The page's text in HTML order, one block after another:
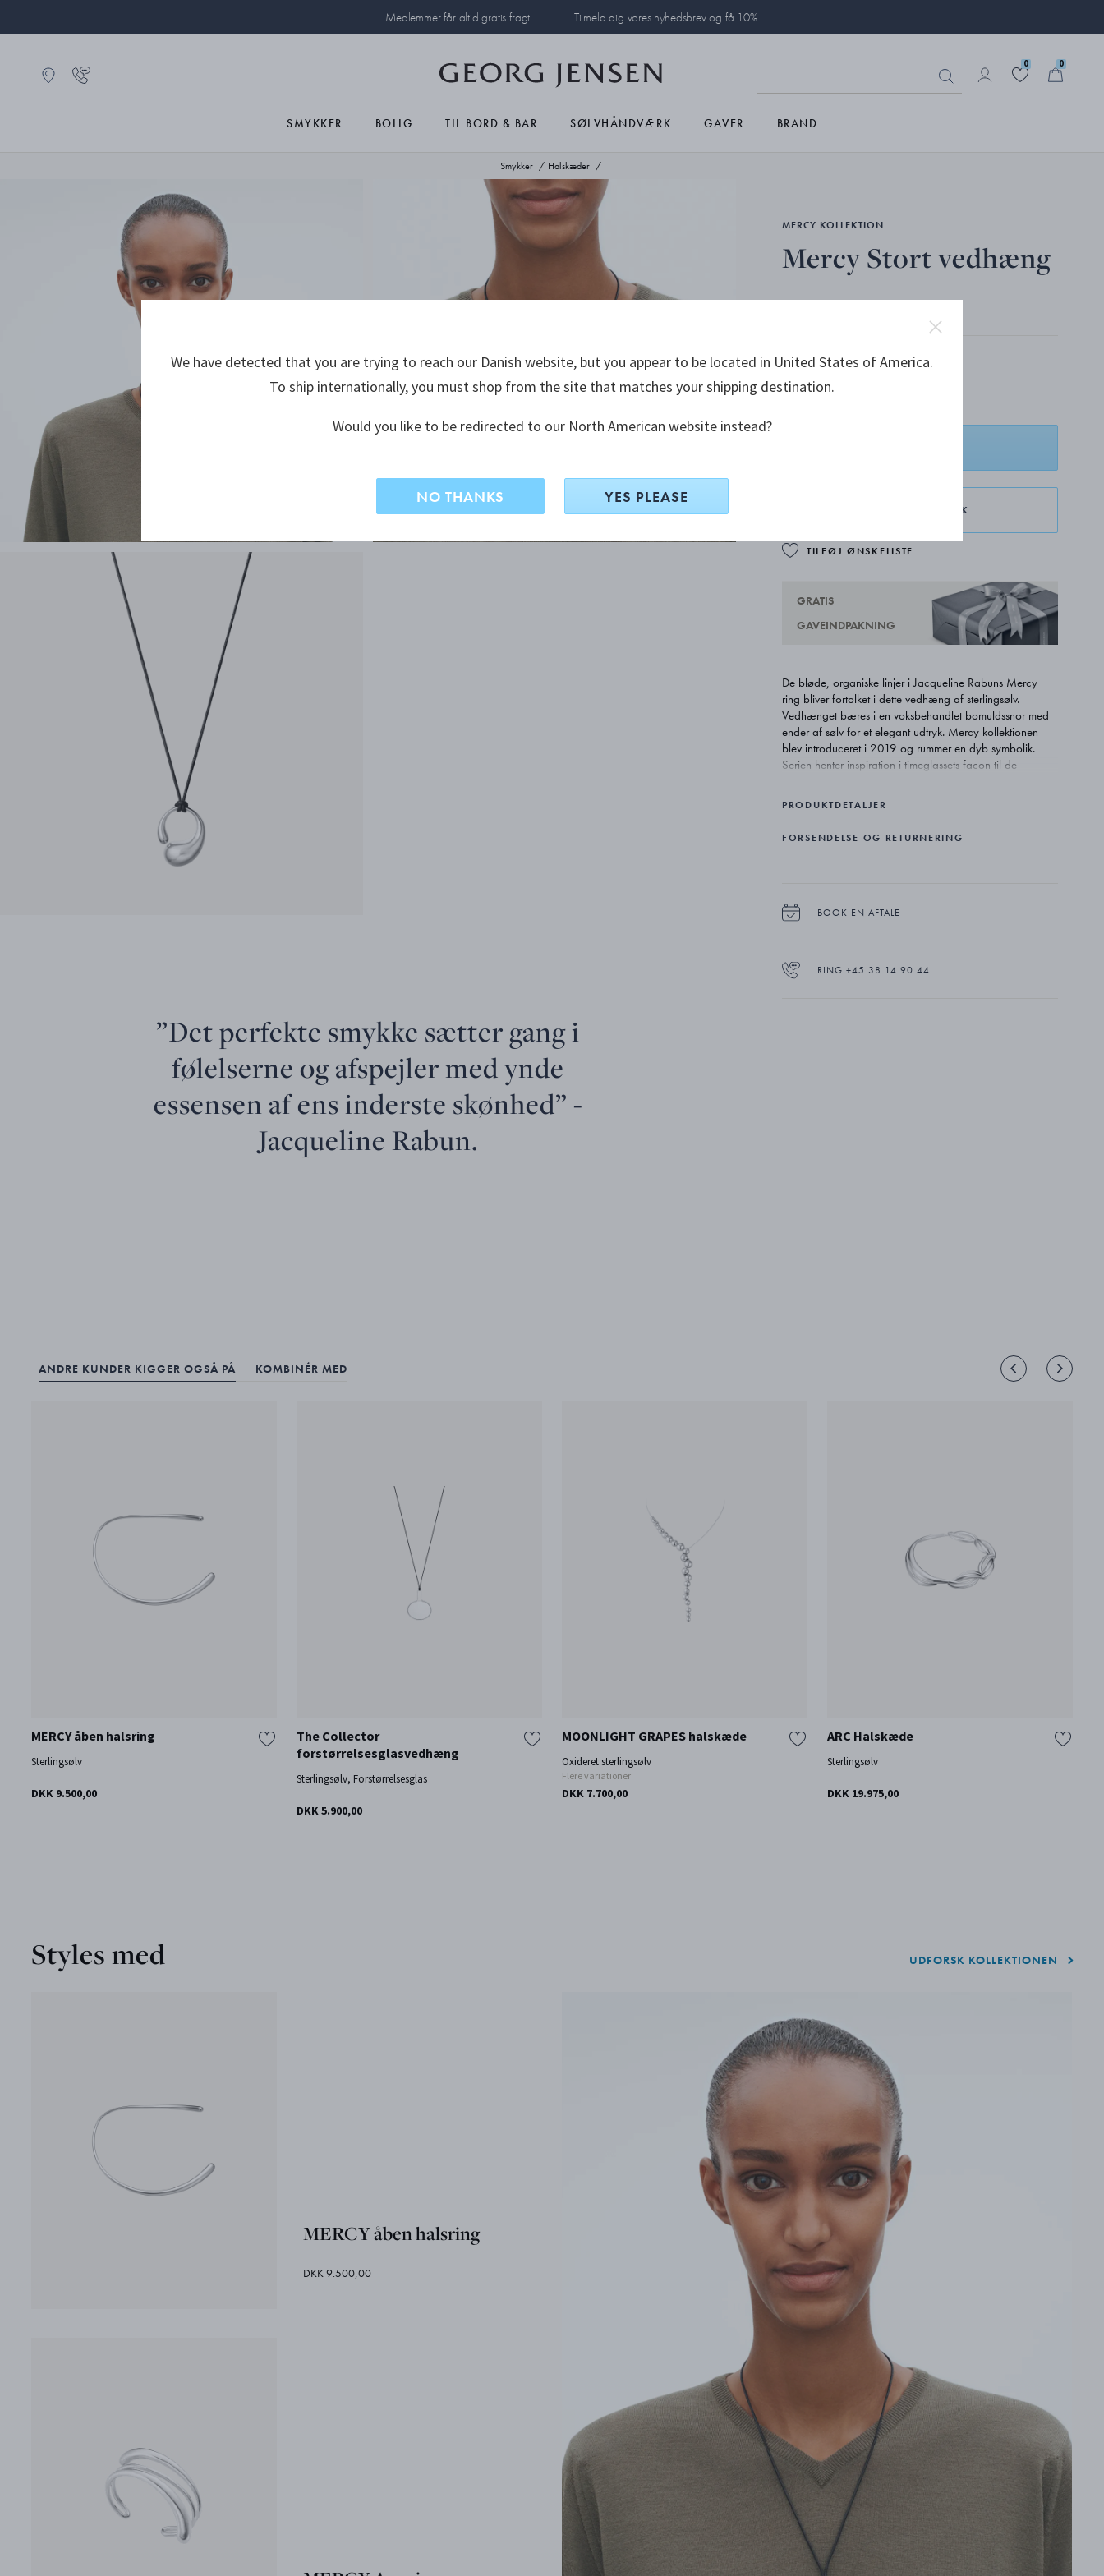
Medlemmer får altid gratis fragt Tilmeld dig vores nyhedsbrev og få 10%
0 0
SMYKKER BOLIG TIL BORD & BAR SØLVHÅNDVÆRK GAVER BRAND
Smykker Halskæder
”Det perfekte smykke sætter gang i
følelserne og afspejler med ynde
essensen af ens inderste skønhed” -
Jacqueline Rabun.
MERCY KOLLEKTION
Mercy Stort vedhæng
DKK 2.500,00
RESERVÉR I BUTIK
TILFØJ ØNSKELISTE
GRATIS
GAVEINDPAKNING
De bløde, organiske linjer i Jacqueline Rabuns Mercy
ring bliver fortolket i dette vedhæng af sterlingsølv.
Vedhænget bæres i en voksbehandlet bomuldssnor med
ender af sølv for et elegant udtryk. Mercy kollektionen
blev introduceret i 2019 og rummer en dyb symbolik.
Serien henter inspiration i timeglassets facon til de
går.
PRODUKTDETALJER
FORSENDELSE OG RETURNERING
BOOK EN AFTALE
RING +45 38 14 90 44
ANDRE KUNDER KIGGER OGSÅ PÅ KOMBINÉR MED
MERCY åben halsring
Sterlingsølv
DKK 9.500,00
The Collector
forstørrelsesglasvedhæng
Sterlingsølv, Forstørrelsesglas
DKK 5.900,00
MOONLIGHT GRAPES halskæde
Oxideret sterlingsølv
Flere variationer
DKK 7.700,00
ARC Halskæde
Sterlingsølv
DKK 19.975,00
UDFORSK KOLLEKTIONEN
Styles med
MERCY åben halsring
DKK 9.500,00
We have detected that you are trying to reach our Danish website, but you appear to be located in United States of America.
To ship internationally, you must shop from the site that matches your shipping destination.
Would you like to be redirected to our North American website instead?
NO THANKS YES PLEASE